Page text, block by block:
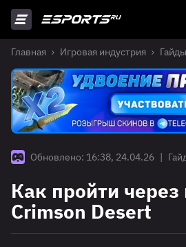
Главная Игровая индустрия
Обновлено: 16:38, 24.04.26 |
Как пройти
Crimson Desert